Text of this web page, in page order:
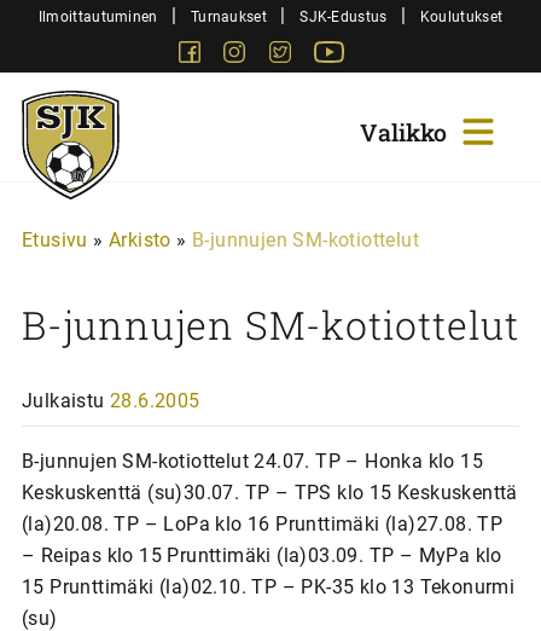
SiirryIlmoittautuminen | Turnaukset | SJK-Edustus | Koulutukset
FacebookInstagram
Twitter
Sjk-
Juniorit
Etusivu » Arkisto » B-junnujen SM-kotiottelut
B-junnujen SM-kotiottelut
Julkaistu 28.6.2005
B-junnujen SM-kotiottelut 24.07. TP – Honka klo 15
Keskuskenttä (su)30.07. TP – TPS klo 15 Keskuskenttä
(la)20.08. TP – LoPa klo 16 Prunttimäki (la)27.08. TP
– Reipas klo 15 Prunttimäki (la)03.09. TP – MyPa klo
15 Prunttimäki (la)02.10. TP – PK-35 klo 13 Tekonurmi
(su)